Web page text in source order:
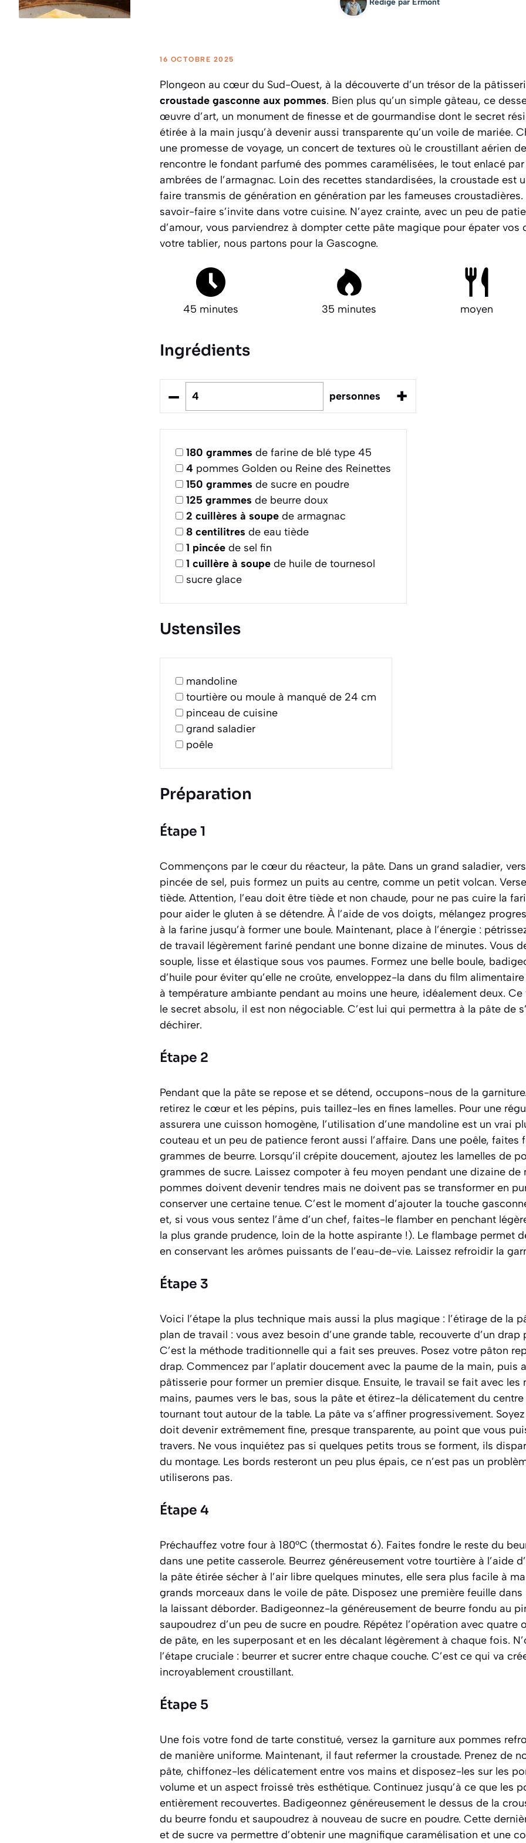
Rédigé par Ermont
16 OCTOBRE 2025
Plongeon au cœur du Sud-Ouest, à la découverte d’un trésor de la
croustade gasconne aux pommes. Bien plus qu’un simple gâteau, ce
œuvre d’art, un monument de finesse et de gourmandise dont le secret
étirée à la main jusqu’à devenir aussi transparente qu’un voile de mariée.
une promesse de voyage, un concert de textures où le croustillant aérien
rencontre le fondant parfumé des pommes caramélisées, le tout enlacé
ambrées de l’armagnac. Loin des recettes standardisées, la croustade est
faire transmis de génération en génération par les fameuses croustadières
savoir-faire s’invite dans votre cuisine. N’ayez crainte, avec un peu de
d’amour, vous parviendrez à dompter cette pâte magique pour épater vos
votre tablier, nous partons pour la Gascogne.
45 minutes 35 minutes moyen
Ingrédients
– personnes +
180 grammes de farine de blé type 45
4 pommes Golden ou Reine des Reinettes
150 grammes de sucre en poudre
125 grammes de beurre doux
2 cuillères à soupe de armagnac
8 centilitres de eau tiède
1 pincée de sel fin
1 cuillère à soupe de huile de tournesol
sucre glace
Ustensiles
mandoline
tourtière ou moule à manqué de 24 cm
pinceau de cuisine
grand saladier
poêle
Préparation
Étape 1
Commençons par le cœur du réacteur, la pâte. Dans un grand saladier,
pincée de sel, puis formez un puits au centre, comme un petit volcan.
tiède. Attention, l’eau doit être tiède et non chaude, pour ne pas cuire la
pour aider le gluten à se détendre. À l’aide de vos doigts, mélangez
à la farine jusqu’à former une boule. Maintenant, place à l’énergie :
de travail légèrement fariné pendant une bonne dizaine de minutes. Vous
souple, lisse et élastique sous vos paumes. Formez une belle boule,
d’huile pour éviter qu’elle ne croûte, enveloppez-la dans du film
à température ambiante pendant au moins une heure, idéalement deux.
le secret absolu, il est non négociable. C’est lui qui permettra à la pâte de
déchirer.
Étape 2
Pendant que la pâte se repose et se détend, occupons-nous de la
retirez le cœur et les pépins, puis taillez-les en fines lamelles. Pour une
assurera une cuisson homogène, l’utilisation d’une mandoline est un vrai
couteau et un peu de patience feront aussi l’affaire. Dans une poêle, faites
grammes de beurre. Lorsqu’il crépite doucement, ajoutez les lamelles de
grammes de sucre. Laissez compoter à feu moyen pendant une dizaine de
pommes doivent devenir tendres mais ne doivent pas se transformer en
conserver une certaine tenue. C’est le moment d’ajouter la touche
et, si vous vous sentez l’âme d’un chef, faites-le flamber en penchant
la plus grande prudence, loin de la hotte aspirante !). Le flambage permet
en conservant les arômes puissants de l’eau-de-vie. Laissez refroidir la
Étape 3
Voici l’étape la plus technique mais aussi la plus magique : l’étirage de la
plan de travail : vous avez besoin d’une grande table, recouverte d’un
C’est la méthode traditionnelle qui a fait ses preuves. Posez votre pâton
drap. Commencez par l’aplatir doucement avec la paume de la main, puis
pâtisserie pour former un premier disque. Ensuite, le travail se fait avec les
mains, paumes vers le bas, sous la pâte et étirez-la délicatement du
tournant tout autour de la table. La pâte va s’affiner progressivement.
doit devenir extrêmement fine, presque transparente, au point que vous
travers. Ne vous inquiétez pas si quelques petits trous se forment, ils
du montage. Les bords resteront un peu plus épais, ce n’est pas un
utiliserons pas.
Étape 4
Préchauffez votre four à 180°C (thermostat 6). Faites fondre le reste du
dans une petite casserole. Beurrez généreusement votre tourtière à l’aide
la pâte étirée sécher à l’air libre quelques minutes, elle sera plus facile à
grands morceaux dans le voile de pâte. Disposez une première feuille
la laissant déborder. Badigeonnez-la généreusement de beurre fondu au
saupoudrez d’un peu de sucre en poudre. Répétez l’opération avec quatre
de pâte, en les superposant et en les décalant légèrement à chaque fois.
l’étape cruciale : beurrer et sucrer entre chaque couche. C’est ce qui va
incroyablement croustillant.
Étape 5
Une fois votre fond de tarte constitué, versez la garniture aux pommes
de manière uniforme. Maintenant, il faut refermer la croustade. Prenez de
pâte, chiffonez-les délicatement entre vos mains et disposez-les sur les
volume et un aspect froissé très esthétique. Continuez jusqu’à ce que les
entièrement recouvertes. Badigeonnez généreusement le dessus de la
du beurre fondu et saupoudrez à nouveau de sucre en poudre. Cette
et de sucre va permettre d’obtenir une magnifique caramélisation et une